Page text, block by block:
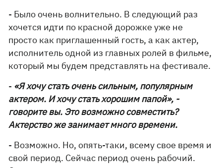
- Было очень волнительно. В следующий раз
хочется идти по красной дорожке уже не
просто как приглашенный гость, а как актер,
исполнитель одной из главных ролей в фильме,
который мы будем представлять на фестивале.
- «Я хочу стать очень сильным, популярным
актером. И хочу стать хорошим папой», -
говорите вы. Это возможно совместить?
Актерство же занимает много времени.
- Возможно. Но, опять-таки, всему свое время и
свой период. Сейчас период очень рабочий.